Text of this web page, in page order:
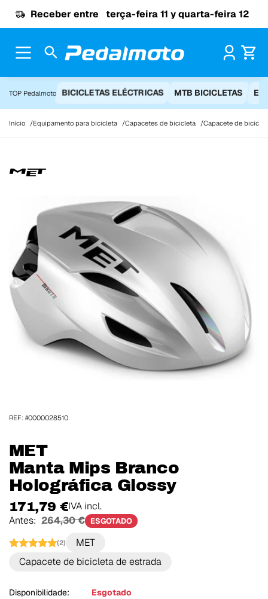
Receber entre terça-feira 11 y quarta-feira 12
TOP Pedalmoto BICICLETAS ELÉCTRICAS MTB BICICLETAS
Início Equipamento para bicicleta Capacetes de bicicleta Capacete de
MET
Manta Mips Branco
Holográfica Glossy
171,79 €IVA incl.
Antes: 264,30 € ESGOTADO
(2)
MET
Capacete de bicicleta de estrada
Disponibilidade: Esgotado
REF: #0000028510